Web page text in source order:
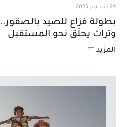
29 ديسمبر 2025
بطولة فزاع للصيد
وتراث يحلّق نحو المستقبل
المزيد